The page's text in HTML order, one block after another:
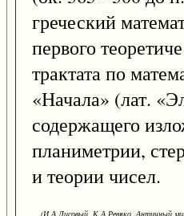
греческий
первого
трактата по
«Начала» (лат.
содержащего
планиметрии,
и теории чисел.
(И.А.Лисовый, К.А.Ревяко. Античный